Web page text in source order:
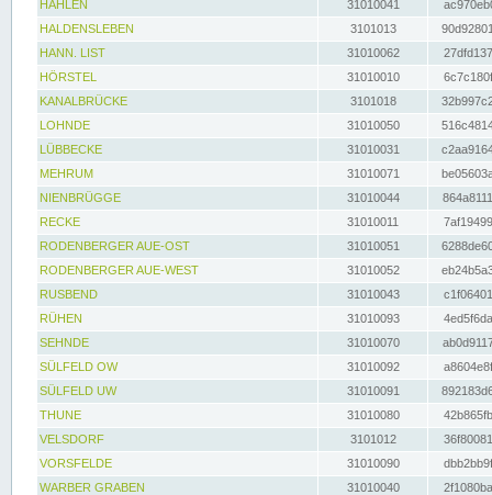
HAHLEN
31010041
HALDENSLEBEN
3101013
HANN. LIST
31010062
HÖRSTEL
31010010
KANALBRÜCKE
3101018
LOHNDE
31010050
LÜBBECKE
31010031
MEHRUM
31010071
NIENBRÜGGE
31010044
RECKE
31010011
RODENBERGER AUE-OST
31010051
RODENBERGER AUE-WEST
31010052
RUSBEND
31010043
RÜHEN
31010093
SEHNDE
31010070
SÜLFELD OW
31010092
SÜLFELD UW
31010091
THUNE
31010080
VELSDORF
3101012
VORSFELDE
31010090
WARBER GRABEN
31010040